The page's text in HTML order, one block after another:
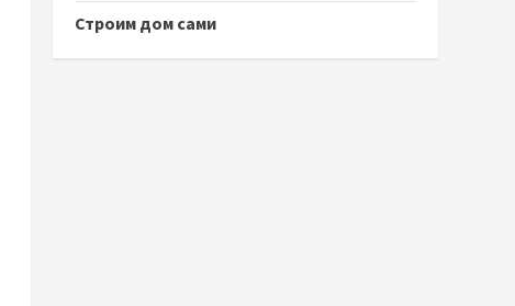
Строим дом сами